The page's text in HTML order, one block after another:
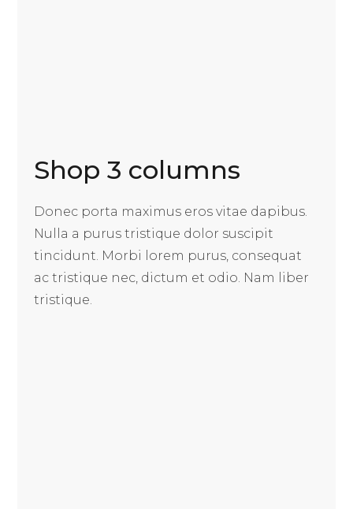
Shop 3 columns
Donec porta maximus eros vitae dapibus.
Nulla a purus tristique dolor suscipit
tincidunt. Morbi lorem purus, consequat
ac tristique nec, dictum et odio. Nam liber
tristique.